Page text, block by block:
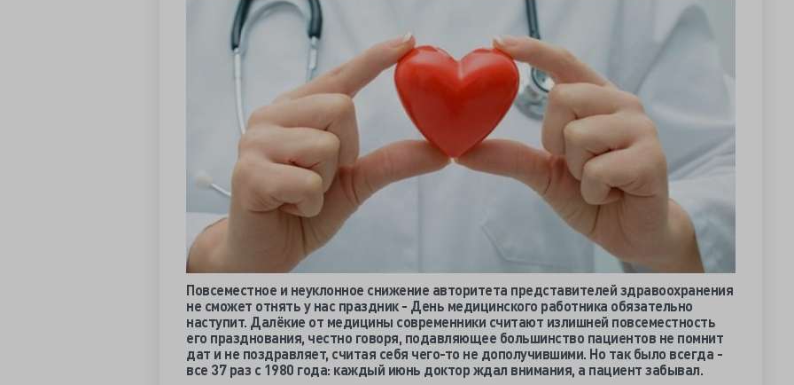
Повсеместное и неуклонное снижение авторитета представителей здравоохранения
не сможет отнять у нас праздник - День медицинского работника обязательно
наступит. Далёкие от медицины современники считают излишней повсеместность
его празднования, честно говоря, подавляющее большинство пациентов не помнит
дат и не поздравляет, считая себя чего-то не дополучившими. Но так было всегда -
все 37 раз с 1980 года: каждый июнь доктор ждал внимания, а пациент забывал.